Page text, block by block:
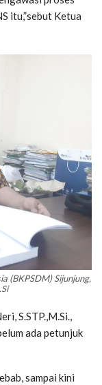
itu,”sebut Ketua
(BKPSDM) Sijunjung,
S.STP.,M.Si.,
ada petunjuk
sampai kini